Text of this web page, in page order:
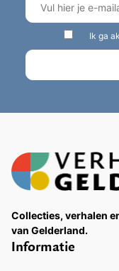
Ik ga
Collecties, verhalen
van Gelderland.
Informatie